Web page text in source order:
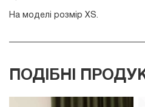
На моделі розмір ХS.
ПОДІБНІ